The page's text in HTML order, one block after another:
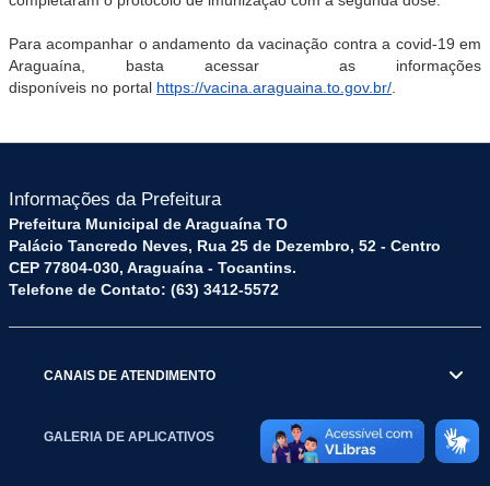
Para acompanhar o andamento da vacinação contra a covid-19 em
Araguaína, basta acessar as informações
disponíveis no portal https://vacina.araguaina.to.gov.br/
Informações da Prefeitura
Prefeitura Municipal de Araguaína TO
Palácio Tancredo Neves, Rua 25 de Dezembro, 52 - Centro
CEP 77804-030, Araguaína - Tocantins.
Telefone de Contato: (63) 3412-5572
CANAIS DE ATENDIMENTO
GALERIA DE APLICATIVOS